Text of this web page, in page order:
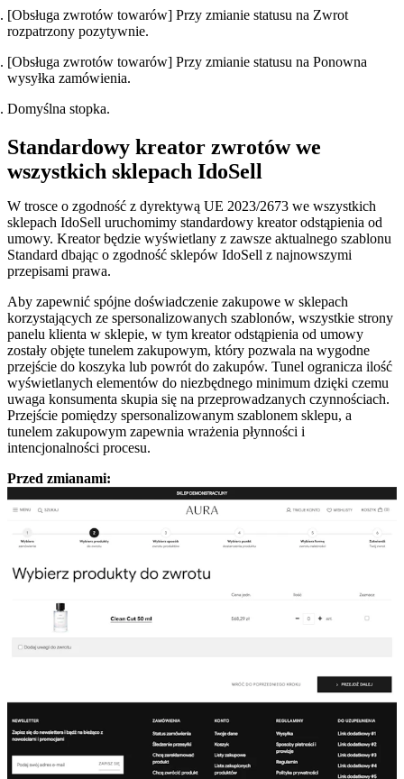
[Obsługa zwrotów towarów] Przy zmianie statusu na Zwrot
rozpatrzony pozytywnie.
[Obsługa zwrotów towarów] Przy zmianie statusu na Ponowna
wysyłka zamówienia.
Domyślna stopka.
Standardowy kreator zwrotów we
wszystkich sklepach IdoSell
W trosce o zgodność z dyrektywą UE 2023/2673 we wszystkich
sklepach IdoSell uruchomimy standardowy kreator odstąpienia od
umowy. Kreator będzie wyświetlany z zawsze aktualnego szablonu
Standard dbając o zgodność sklepów IdoSell z najnowszymi
przepisami prawa.
Aby zapewnić spójne doświadczenie zakupowe w sklepach
korzystających ze spersonalizowanych szablonów, wszystkie strony
panelu klienta w sklepie, w tym kreator odstąpienia od umowy
zostały objęte tunelem zakupowym, który pozwala na wygodne
przejście do koszyka lub powrót do zakupów. Tunel ogranicza ilość
wyświetlanych elementów do niezbędnego minimum dzięki czemu
uwaga konsumenta skupia się na przeprowadzanych czynnościach.
Przejście pomiędzy spersonalizowanym szablonem sklepu, a
tunelem zakupowym zapewnia wrażenia płynności i
intencjonalności procesu.
Przed zmianami: